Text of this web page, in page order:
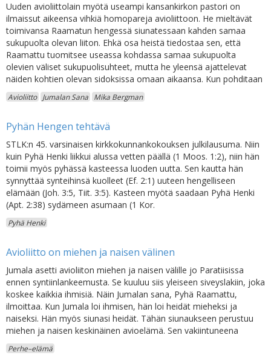
Uuden avioliittolain myötä useampi kansankirkon pastori on
ilmaissut aikeensa vihkiä homopareja avioliittoon. He mieltävät
toimivansa Raamatun hengessä siunatessaan kahden samaa
sukupuolta olevan liiton. Ehkä osa heistä tiedostaa sen, että
Raamattu tuomitsee useassa kohdassa samaa sukupuolta
olevien väliset sukupuolisuhteet, mutta he yleensä ajattelevat
näiden kohtien olevan sidoksissa omaan aikaansa. Kun pohditaan
Avioliitto Jumalan Sana Mika Bergman
Pyhän Hengen tehtävä
STLK:n 45. varsinaisen kirkkokunnankokouksen julkilausuma. Niin
kuin Pyhä Henki liikkui alussa vetten päällä (1 Moos. 1:2), niin hän
toimii myös pyhässä kasteessa luoden uutta. Sen kautta hän
synnyttää synteihinsä kuolleet (Ef. 2:1) uuteen hengelliseen
elämään (Joh. 3:5, Tiit. 3:5). Kasteen myötä saadaan Pyhä Henki
(Apt. 2:38) sydämeen asumaan (1 Kor.
Pyhä Henki
Avioliitto on miehen ja naisen välinen
Jumala asetti avioliiton miehen ja naisen välille jo Paratiisissa
ennen syntiinlankeemusta. Se kuuluu siis yleiseen siveyslakiin, joka
koskee kaikkia ihmisiä. Näin Jumalan sana, Pyhä Raamattu,
ilmoittaa. Kun Jumala loi ihmisen, hän loi heidät mieheksi ja
naiseksi. Hän myös siunasi heidät. Tähän siunaukseen perustuu
miehen ja naisen keskinäinen avioelämä. Sen vakiintuneena
Perhe–elämä